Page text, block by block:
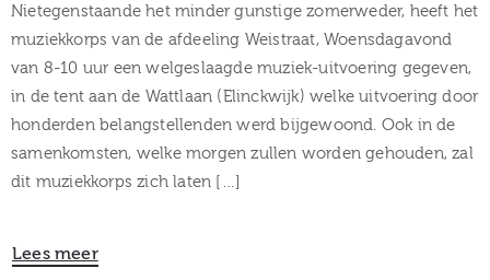
Nietegenstaande het minder gunstige zomerweder, heeft het
muziekkorps van de afdeeling Weistraat, Woensdagavond
van 8-10 uur een welgeslaagde muziek-uitvoering gegeven,
in de tent aan de Wattlaan (Elinckwijk) welke uitvoering door
honderden belangstellenden werd bijgewoond. Ook in de
samenkomsten, welke morgen zullen worden gehouden, zal
dit muziekkorps zich laten […]
Lees meer